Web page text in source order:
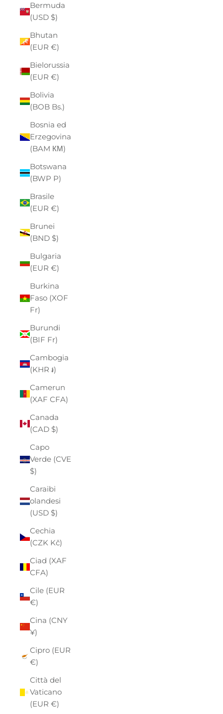
Bermuda
(USD $)
Bhutan
(EUR €)
Bielorussia
(EUR €)
Bolivia
(BOB Bs.)
Bosnia ed
Erzegovina
(BAM КМ)
Botswana
(BWP P)
Brasile
(EUR €)
Brunei
(BND $)
Bulgaria
(EUR €)
Burkina
Faso (XOF
Fr)
Burundi
(BIF Fr)
Cambogia
(KHR ៛)
Camerun
(XAF CFA)
Canada
(CAD $)
Capo
Verde (CVE
$)
Caraibi
olandesi
(USD $)
Cechia
(CZK Kč)
Ciad (XAF
CFA)
Cile (EUR
€)
Cina (CNY
¥)
Cipro (EUR
€)
Città del
Vaticano
(EUR €)